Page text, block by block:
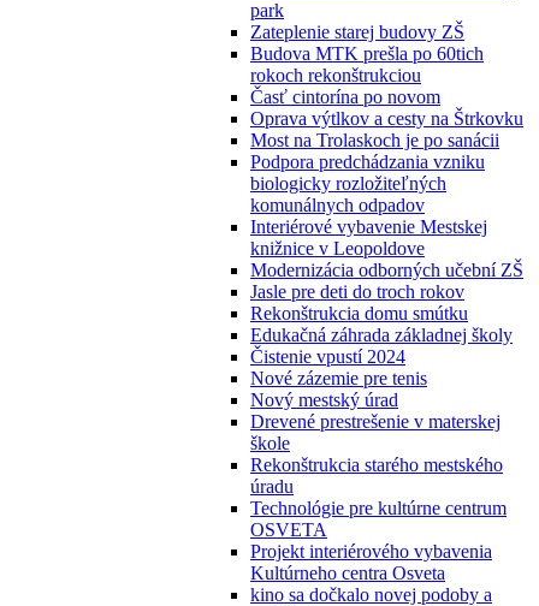
park
Zateplenie starej budovy ZŠ
Budova MTK prešla po 60tich
rokoch rekonštrukciou
Časť cintorína po novom
Oprava výtlkov a cesty na Štrkovku
Most na Trolaskoch je po sanácii
Podpora predchádzania vzniku
biologicky rozložiteľných
komunálnych odpadov
Interiérové vybavenie Mestskej
knižnice v Leopoldove
Modernizácia odborných učební ZŠ
Jasle pre deti do troch rokov
Rekonštrukcia domu smútku
Edukačná záhrada základnej školy
Čistenie vpustí 2024
Nové zázemie pre tenis
Nový mestský úrad
Drevené prestrešenie v materskej
škole
Rekonštrukcia starého mestského
úradu
Technológie pre kultúrne centrum
OSVETA
Projekt interiérového vybavenia
Kultúrneho centra Osveta
kino sa dočkalo novej podoby a